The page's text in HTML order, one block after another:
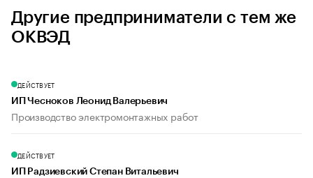
Другие предприниматели с тем же
ОКВЭД
ДЕЙСТВУЕТ
ИП Чесноков Леонид Валерьевич
Производство электромонтажных работ
ДЕЙСТВУЕТ
ИП Радзиевский Степан Витальевич